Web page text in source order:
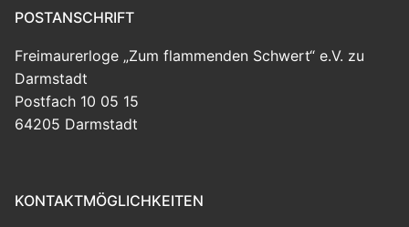
POSTANSCHRIFT
Freimaurerloge „Zum flammenden Schwert“ e.V. zu
Darmstadt
Postfach 10 05 15
64205 Darmstadt
KONTAKTMÖGLICHKEITEN